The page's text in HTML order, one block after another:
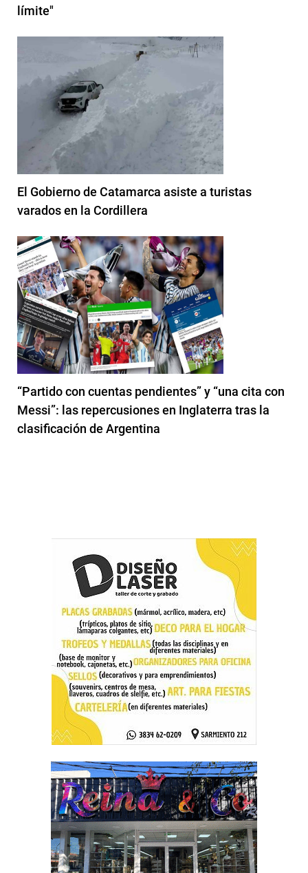
límite"
El Gobierno de Catamarca asiste a turistas
varados en la Cordillera
“Partido con cuentas pendientes” y “una cita con
Messi”: las repercusiones en Inglaterra tras la
clasificación de Argentina